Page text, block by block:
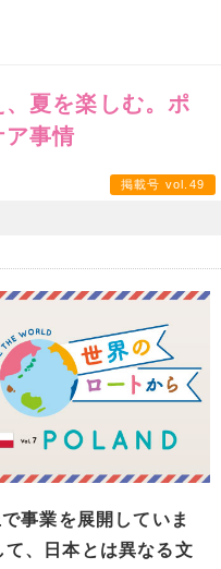
夏を楽しむ。ポ
ア事情
掲載号 vol.49
事業を展開していま
、日本とは異なる文